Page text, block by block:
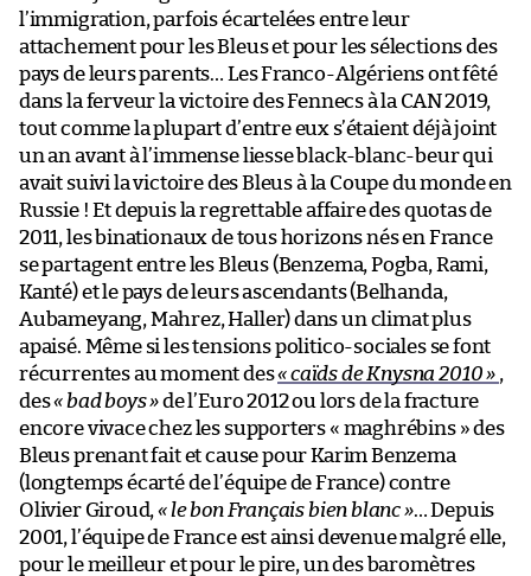
l’immigration, parfois écartelées entre leur
attachement pour les Bleus et pour les sélections des
pays de leurs parents… Les Franco-Algériens ont fêté
dans la ferveur la victoire des Fennecs à la CAN 2019,
tout comme la plupart d’entre eux s’étaient déjà joint
un an avant à l’immense liesse black-blanc-beur qui
avait suivi la victoire des Bleus à la Coupe du monde en
Russie ! Et depuis la regrettable affaire des quotas de
2011, les binationaux de tous horizons nés en France
se partagent entre les Bleus (Benzema, Pogba, Rami,
Kanté) et le pays de leurs ascendants (Belhanda,
Aubameyang, Mahrez, Haller) dans un climat plus
apaisé. Même si les tensions politico-sociales se font
récurrentes au moment des« caïds de Knysna 2010 » ,
des« bad boys »de l’Euro 2012 ou lors de la fracture
encore vivace chez les supporters « maghrébins » des
Bleus prenant fait et cause pour Karim Benzema
(longtemps écarté de l’équipe de France) contre
Olivier Giroud,« le bon Français bien blanc »… Depuis
2001, l’équipe de France est ainsi devenue malgré elle,
pour le meilleur et pour le pire, un des baromètres